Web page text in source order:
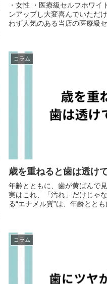
・女性 ・医療級セルフホワイトニング 1セット
ンアップし大変喜んでいただけました⤴️✨ 男
わず人気のある当店の医療級セ
コラム
歳を重ねると歯は透け
年齢とともに、歯が黄ばんで
実はこれ、「汚れ」だけじゃないんで
る“エナメル質”は、年齢とと
の下にある象牙質（やや黄色
コラム